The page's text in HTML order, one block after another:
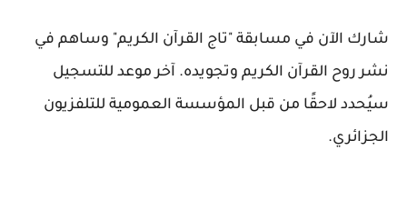
شارك الآن في مسابقة "تاج القرآن الكريم" وساهم في
نشر روح القرآن الكريم وتجويده. آخر موعد للتسجيل
سيُحدد لاحقًا من قبل المؤسسة العمومية للتلفزيون
الجزائري.